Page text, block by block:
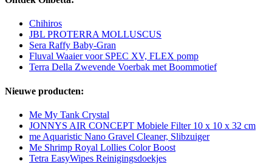
Chihiros
JBL PROTERRA MOLLUSCUS
Sera Raffy Baby-Gran
Fluval Waaier voor SPEC XV, FLEX pomp
Terra Della Zwevende Voerbak met Boommotief
Nieuwe producten:
Me My Tank Crystal
JONNYS AIR CONCEPT Mobiele Filter 10 x 10 x 32 cm
me Aquaristic Nano Gravel Cleaner, Slibzuiger
Me Shrimp Royal Lollies Color Boost
Tetra EasyWipes Reinigingsdoekjes